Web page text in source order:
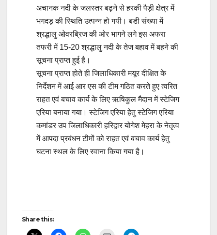
अचानक नदी के जलस्तर बढ़ने से हरकी पैड़ी क्षेत्र में
भगदड़ की स्थिति उत्पन्न हो गयी। बडी संख्या में
श्रद्धालु ओवरब्रिज की ओर भागने लगे इस अफरा
तफरी में 15-20 श्रद्धालु नदी के तेज बहाव में बहने की
सूचना प्राप्त हुई है।
सूचना प्राप्त होते ही जिलाधिकारी मयूर दीक्षित के
निर्देशन में आई आर एस की टीम गठित करते हुए त्वरित
राहत एवं बचाव कार्य के लिए ऋषिकुल मैदान में स्टेजिग
एरिया बनाया गया। स्टेजिग एरिया हेतु स्टेजिग एरिया
कमांडर उप जिलाधिकारी हरिद्वार योगेश मेहरा के नेतृत्व
में आपदा प्रबंधन टीमों को राहत एवं बचाव कार्य हेतु
घटना स्थल के लिए रवाना किया गया है।
Post
navigation
Share this: